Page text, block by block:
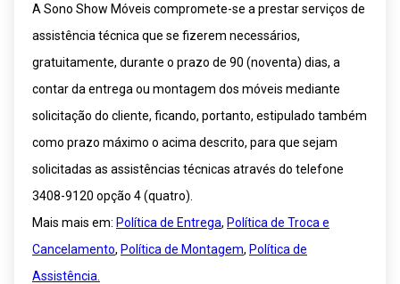
A Sono Show Móveis compromete-se a prestar serviços de
assistência técnica que se fizerem necessários,
gratuitamente, durante o prazo de 90 (noventa) dias, a
contar da entrega ou montagem dos móveis mediante
solicitação do cliente, ficando, portanto, estipulado também
como prazo máximo o acima descrito, para que sejam
solicitadas as assistências técnicas através do telefone
3408-9120 opção 4 (quatro).
Mais mais em: Política de Entrega, Política de Troca e
Cancelamento, Política de Montagem, Política de
Assistência.